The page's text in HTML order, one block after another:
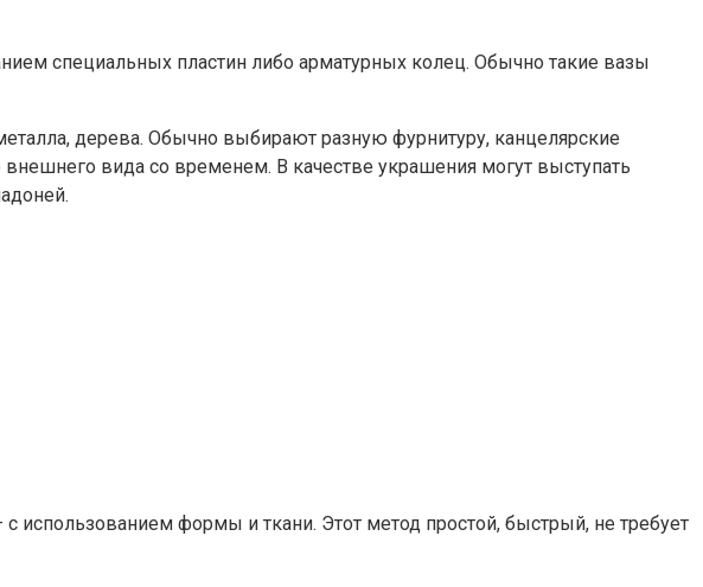
специальных пластин либо арматурных колец. Обычно такие вазы
дерева. Обычно выбирают разную фурнитуру, канцелярские
вида со временем. В качестве украшения могут выступать
использованием формы и ткани. Этот метод простой, быстрый, не требует